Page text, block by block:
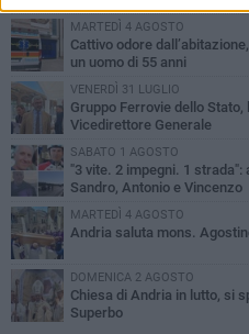
MARTEDÌ 4 AGOSTO
Cattivo odore
un uomo di 55 anni
VENERDÌ 31 LUGLIO
Gruppo Ferrovie dello
Vicedirettore Generale
SABATO 1 AGOSTO
"3 vite. 2 impegni. 1
Sandro, Antonio e Vincenzo
MARTEDÌ 4 AGOSTO
Andria saluta mons.
DOMENICA 2 AGOSTO
Chiesa di Andria in lutto, si
Superbo